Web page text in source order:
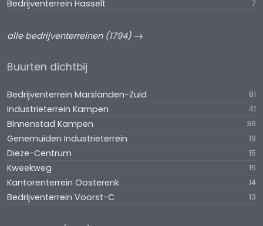
Bedrijventerrein Hasselt 7
alle bedrijventerreinen (1794)
Buurten dichtbij
Bedrijventerrein Marslanden-Zuid 81
Industrieterrein Kampen 41
Binnenstad Kampen 36
Genemuiden Industrieterrein 19
Dieze-Centrum 15
Kweekweg 15
Kantorenterrein Oosterenk 14
Bedrijventerrein Voorst-C 13